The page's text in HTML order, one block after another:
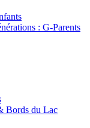
: G-Parents
Bords du Lac